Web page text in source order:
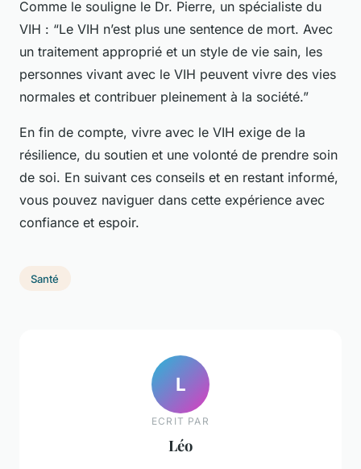
Comme le souligne le Dr. Pierre, un spécialiste du
VIH : “Le VIH n’est plus une sentence de mort. Avec
un traitement approprié et un style de vie sain, les
personnes vivant avec le VIH peuvent vivre des vies
normales et contribuer pleinement à la société.”
En fin de compte, vivre avec le VIH exige de la
résilience, du soutien et une volonté de prendre soin
de soi. En suivant ces conseils et en restant informé,
vous pouvez naviguer dans cette expérience avec
confiance et espoir.
Santé
L
ECRIT PAR
Léo